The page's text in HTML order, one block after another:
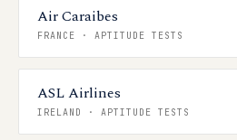
Air Caraibes
FRANCE · APTITUDE TESTS
ASL Airlines
IRELAND · APTITUDE TESTS